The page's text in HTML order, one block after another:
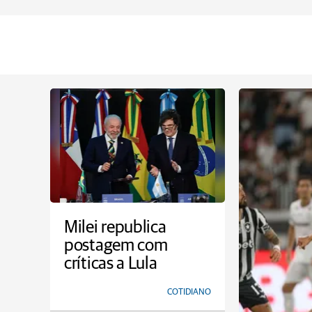
Milei republica
postagem com
críticas a Lula
COTIDIANO